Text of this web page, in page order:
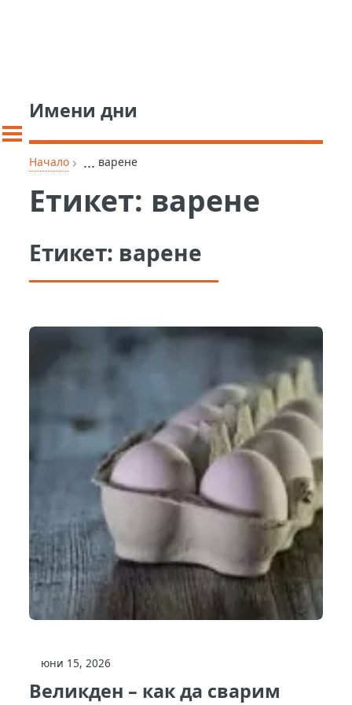
Имени дни
Начало › ... варене
Етикет: варене
Етикет: варене
юни 15, 2026
Великден – как да сварим